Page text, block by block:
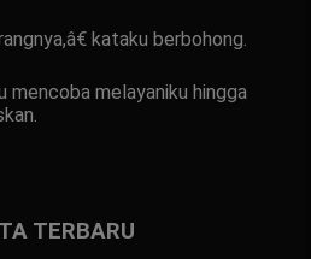
kataku berbohong.
mencoba melayaniku hingga
TERBARU